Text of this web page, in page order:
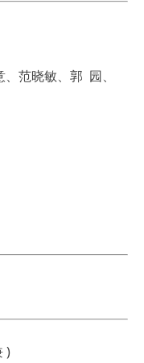
范晓敏、郭 园、
)